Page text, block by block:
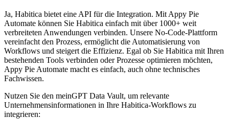
Ja, Habitica bietet eine API für die Integration. Mit Appy Pie
Automate können Sie Habitica einfach mit über 1000+ weit
verbreiteten Anwendungen verbinden. Unsere No-Code-Plattform
vereinfacht den Prozess, ermöglicht die Automatisierung von
Workflows und steigert die Effizienz. Egal ob Sie Habitica mit Ihren
bestehenden Tools verbinden oder Prozesse optimieren möchten,
Appy Pie Automate macht es einfach, auch ohne technisches
Fachwissen.
Nutzen Sie den meinGPT Data Vault, um relevante
Unternehmensinformationen in Ihre Habitica-Workflows zu
integrieren: